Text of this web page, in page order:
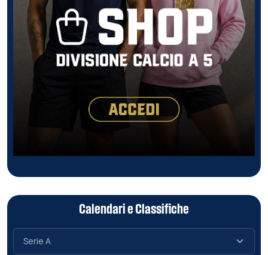
Calendari e Classifiche